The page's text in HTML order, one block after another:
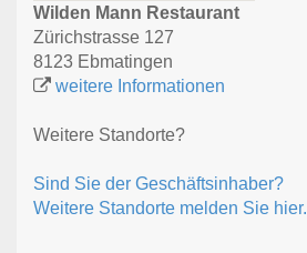
Wilden Mann Restaurant
Zürichstrasse 127
8123 Ebmatingen
weitere Informationen
Weitere Standorte?
Sind Sie der Geschäftsinhaber?
Weitere Standorte melden Sie hier.